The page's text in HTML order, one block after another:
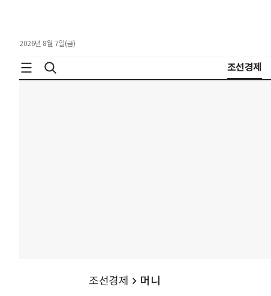
2026년 8월 7일(금)
조선경제
조선경제 머니